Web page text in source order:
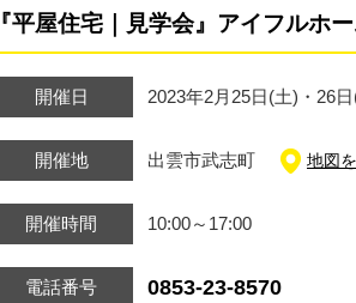
『平屋住宅｜見学会』アイフルホ
開催日 2023年2月25日(土)・26
開催地 出雲市武志町 地図
開催時間 10:00～17:00
電話番号 0853-23-8570